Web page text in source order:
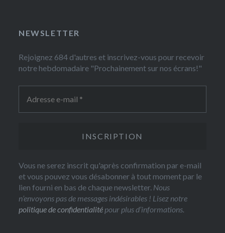
NEWSLETTER
Rejoignez 684 d'autres et inscrivez-vous pour recevoir
notre hebdomadaire "Prochainement sur nos écrans!"
Vous ne serez inscrit qu'après confirmation par e-mail
et vous pouvez vous désabonner à tout moment par le
lien fourni en bas de chaque newsletter. Nous
n’envoyons pas de messages indésirables ! Lisez notre
politique de confidentialité pour plus d’informations.